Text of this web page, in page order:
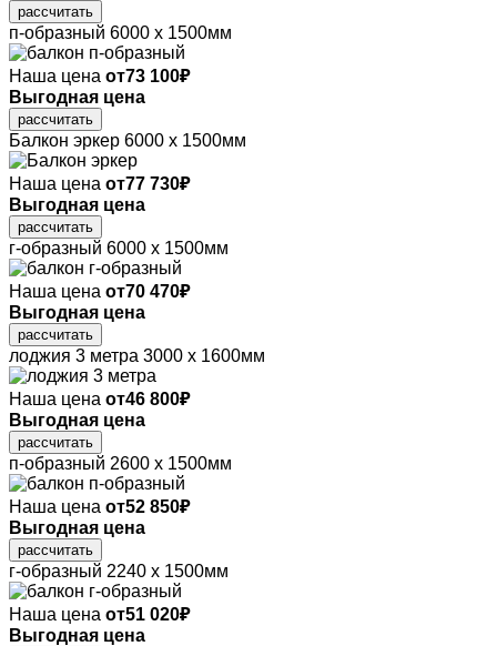
рассчитать
п-образный 6000 х 1500мм
Наша цена от73 100₽
Выгодная цена
рассчитать
Балкон эркер 6000 х 1500мм
Наша цена от77 730₽
Выгодная цена
рассчитать
г-образный 6000 х 1500мм
Наша цена от70 470₽
Выгодная цена
рассчитать
лоджия 3 метра 3000 х 1600мм
Наша цена от46 800₽
Выгодная цена
рассчитать
п-образный 2600 х 1500мм
Наша цена от52 850₽
Выгодная цена
рассчитать
г-образный 2240 х 1500мм
Наша цена от51 020₽
Выгодная цена